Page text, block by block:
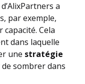
a
par exemple,
Cela
dans laquelle
une stratégie
sombrer dans